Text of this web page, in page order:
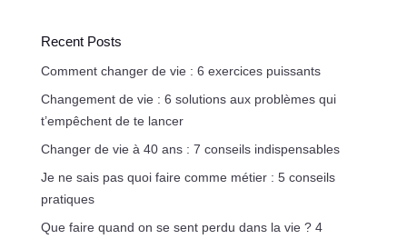
Recent Posts
Comment changer de vie : 6 exercices puissants
Changement de vie : 6 solutions aux problèmes qui
t’empêchent de te lancer
Changer de vie à 40 ans : 7 conseils indispensables
Je ne sais pas quoi faire comme métier : 5 conseils
pratiques
Que faire quand on se sent perdu dans la vie ? 4